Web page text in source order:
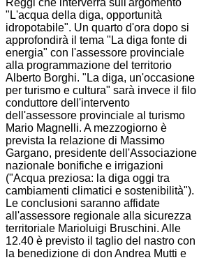
"L'acqua della diga, opportunità
idropotabile". Un quarto d'ora dopo si
approfondirà il tema "La diga fonte di
energia" con l'assessore provinciale
alla programmazione del territorio
Alberto Borghi. "La diga, un'occasione
per turismo e cultura" sarà invece il filo
conduttore dell'intervento
dell'assessore provinciale al turismo
Mario Magnelli. A mezzogiorno è
prevista la relazione di Massimo
Gargano, presidente dell'Associazione
nazionale bonifiche e irrigazioni
("Acqua preziosa: la diga oggi tra
cambiamenti climatici e sostenibilità").
Le conclusioni saranno affidate
all'assessore regionale alla sicurezza
territoriale Marioluigi Bruschini. Alle
12.40 è previsto il taglio del nastro con
la benedizione di don Andrea Mutti e